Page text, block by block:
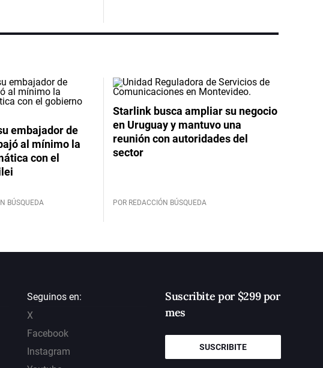
embajador de
al mínimo la
con el
BÚSQUEDA
Starlink busca ampliar su negocio
en Uruguay y mantuvo una
reunión con autoridades del
sector
POR REDACCIÓN BÚSQUEDA
Seguinos en:
X
Facebook
Instagram
Suscribite por $299 por
mes
SUSCRIBITE